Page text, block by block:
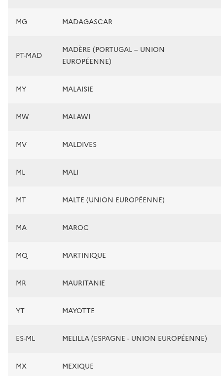
MG MADAGASCAR
PT-MAD
MADÈRE (PORTUGAL – UNION
EUROPÉENNE)
MY MALAISIE
MW MALAWI
MV MALDIVES
ML MALI
MT MALTE (UNION EUROPÉENNE)
MA MAROC
MQ MARTINIQUE
MR MAURITANIE
YT MAYOTTE
ES-ML MELILLA (ESPAGNE - UNION EUROPÉENNE)
MX MEXIQUE